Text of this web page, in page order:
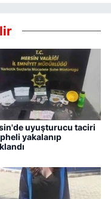
uyuşturucu taciri
yakalanıp